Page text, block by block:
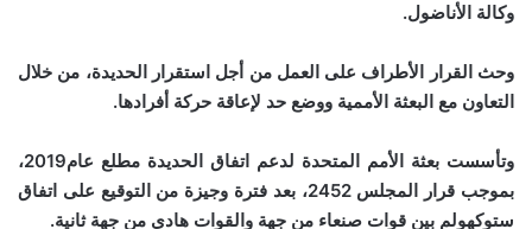
وكالة الأناضول.
وحث القرار الأطراف على العمل من أجل استقرار الحديدة، من خلال
التعاون مع البعثة الأممية ووضع حد لإعاقة حركة أفرادها.
وتأسست بعثة الأمم المتحدة لدعم اتفاق الحديدة مطلع عام2019،
بموجب قرار المجلس 2452، بعد فترة وجيزة من التوقيع على اتفاق
ستوكهولم بين قوات صنعاء من جهة والقوات هادي من جهة ثانية.